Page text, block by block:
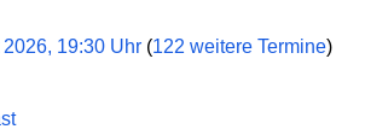
19:30 Uhr (122 weitere Termine)